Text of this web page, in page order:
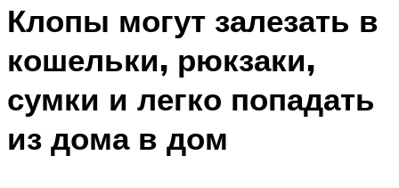
Клопы могут залезать в
кошельки, рюкзаки,
сумки и легко попадать
из дома в дом